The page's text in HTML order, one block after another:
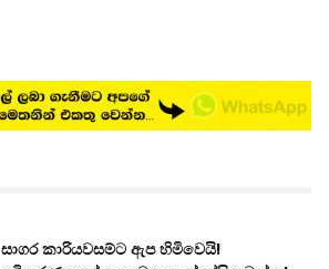
සාගර කාරියවසම්ට ඇප හිමිවෙයි!